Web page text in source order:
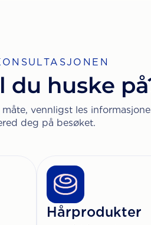
du huske
vennligst les
deg på besøket.
Hårprodukter